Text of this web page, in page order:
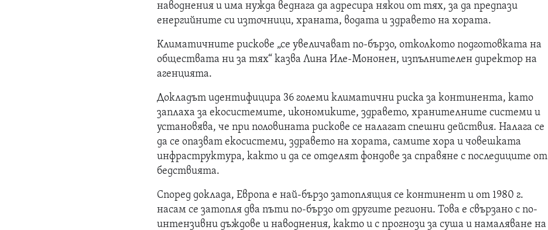
наводнения и има нужда веднага да адресира някои от тях, за да предпази
енергийните си източници, храната, водата и здравето на хората.
Климатичните рискове „се увеличават по-бързо, отколкото подготовката на
обществата ни за тях“ казва Лина Иле-Мононен, изпълнителен директор на
агенцията.
Докладът идентифицира 36 големи климатични риска за континента, като
заплаха за екосистемите, икономиките, здравето, хранителните системи и
установява, че при половината рискове се налагат спешни действия. Налага се
да се опазват екосистеми, здравето на хората, самите хора и човешката
инфраструктура, както и да се отделят фондове за справяне с последиците от
бедствията.
Според доклада, Европа е най-бързо затоплящия се континент и от 1980 г.
насам се затопля два пъти по-бързо от другите региони. Това е свързано с по-
интензивни дъждове и наводнения, както и с прогнози за суша и намаляване на